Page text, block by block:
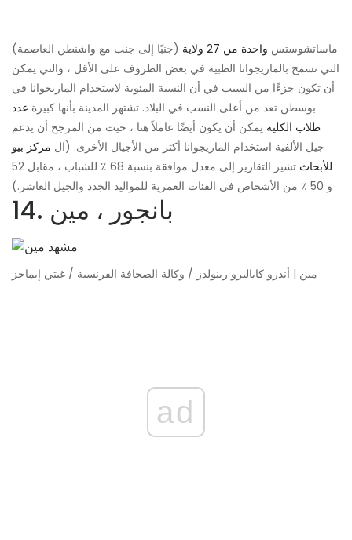
ماساتشوستس واحدة من 27 ولاية
(جنبًا إلى جنب مع واشنطن العاصمة)
التي تسمح بالماريجوانا الطبية في بعض الظروف على الأقل ، والتي يمكن
أن تكون جزءًا من السبب في أن النسبة المئوية لاستخدام الماريجوانا في
بوسطن تعد من أعلى النسب في البلاد. تشتهر المدينة بأنها كبيرة عدد
طلاب الكلية يمكن أن يكون أيضًا عاملاً هنا ، حيث من المرجح أن يدعم
جيل الألفية استخدام الماريجوانا أكثر من الأجيال الأخرى. (ال مركز بيو
للأبحاث
تشير التقارير إلى معدل موافقة بنسبة 68 ٪ للشباب ، مقابل 52
و 50 ٪ من الأشخاص في الفئات العمرية للمواليد الجدد والجيل العاشر.)
14. بانجور ، مين
مين | أندرو كاباليرو رينولدز / وكالة الصحافة الفرنسية / غيتي إيماجز
ad